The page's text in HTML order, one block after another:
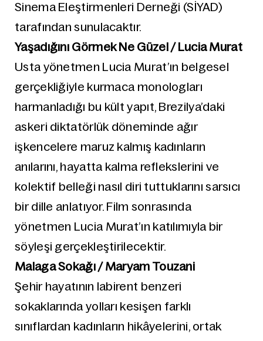
Sinema Eleştirmenleri Derneği (SİYAD)
tarafından sunulacaktır.
Yaşadığını Görmek Ne Güzel / Lucia Murat
Usta yönetmen Lucia Murat’ın belgesel
gerçekliğiyle kurmaca monologları
harmanladığı bu kült yapıt, Brezilya’daki
askeri diktatörlük döneminde ağır
işkencelere maruz kalmış kadınların
anılarını, hayatta kalma reflekslerini ve
kolektif belleği nasıl diri tuttuklarını sarsıcı
bir dille anlatıyor. Film sonrasında
yönetmen Lucia Murat’ın katılımıyla bir
söyleşi gerçekleştirilecektir.
Malaga Sokağı / Maryam Touzani
Şehir hayatının labirent benzeri
sokaklarında yolları kesişen farklı
sınıflardan kadınların hikâyelerini, ortak